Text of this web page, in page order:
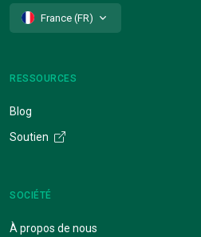
France (FR)
RESSOURCES
Blog
Soutien
SOCIÉTÉ
À propos de nous